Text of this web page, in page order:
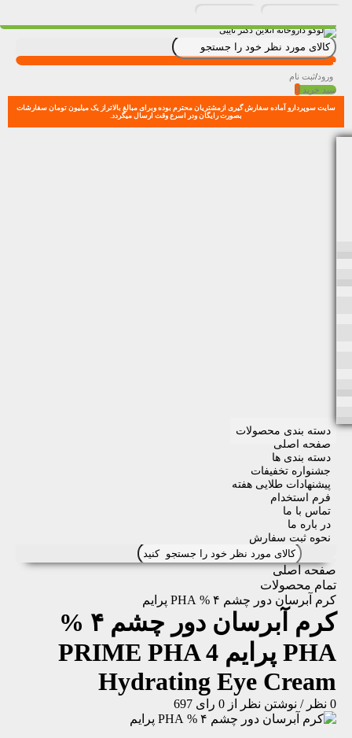
ورود/ثبت نام
سبد خرید 0
سایت سوپردارو آماده سفارش گیری ازمشتریان محترم بوده وبرای مبالغ بالاتراز یک میلیون تومان سفارشات
بصورت رایگان ودر اسرع وقت ارسال میگردد.
دسته بندی محصولات
صفحه اصلی
دسته بندی ها
جشنواره تخفیفات
پیشنهادات طلایی هفته
فرم استخدام
تماس با ما
در باره ما
نحوه ثبت سفارش
صفحه اصلی
تمام محصولات
کرم آبرسان دور چشم ۴ % PHA پرایم
کرم آبرسان دور چشم ۴ %
PHA پرایم
PRIME PHA 4
Hydrating Eye Cream
0 نظر / نوشتن نظر از 0 رای 697